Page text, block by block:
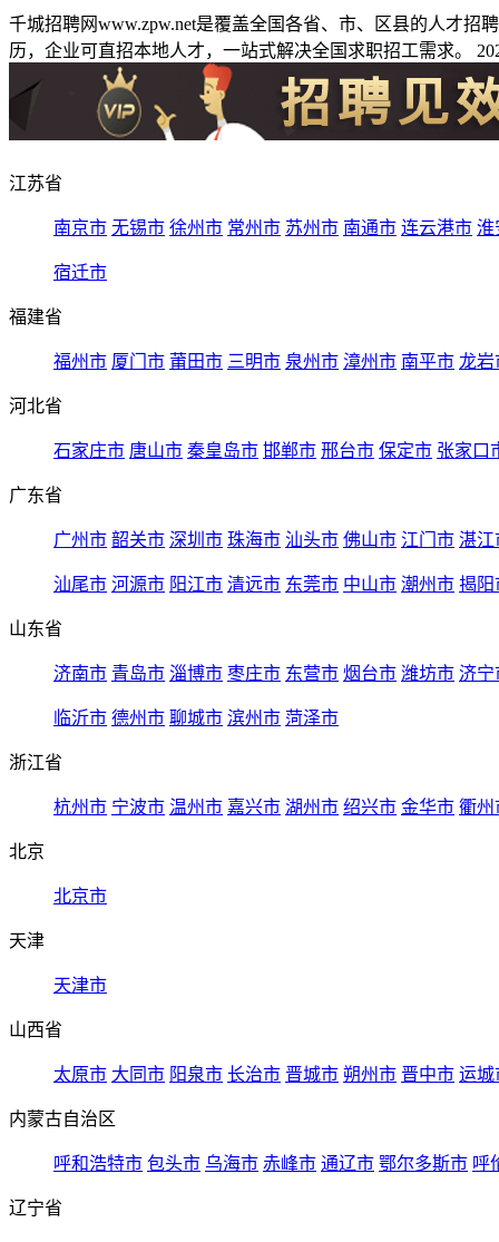
千城招聘网www.zpw.net是覆盖全国各省、市、区县的人才
历，企业可直招本地人才，一站式解决全国求职招工需求。
江苏省
南京市 无锡市 徐州市 常州市 苏州市 南通市 连云港市 淮
宿迁市
福建省
福州市 厦门市 莆田市 三明市 泉州市 漳州市 南平市 龙岩
河北省
石家庄市 唐山市 秦皇岛市 邯郸市 邢台市 保定市 张家口
广东省
广州市 韶关市 深圳市 珠海市 汕头市 佛山市 江门市 湛江
汕尾市 河源市 阳江市 清远市 东莞市 中山市 潮州市 揭阳
山东省
济南市 青岛市 淄博市 枣庄市 东营市 烟台市 潍坊市 济宁
临沂市 德州市 聊城市 滨州市 菏泽市
浙江省
杭州市 宁波市 温州市 嘉兴市 湖州市 绍兴市 金华市 衢州
北京
北京市
天津
天津市
山西省
太原市 大同市 阳泉市 长治市 晋城市 朔州市 晋中市 运城
内蒙古自治区
呼和浩特市 包头市 乌海市 赤峰市 通辽市 鄂尔多斯市 呼
辽宁省